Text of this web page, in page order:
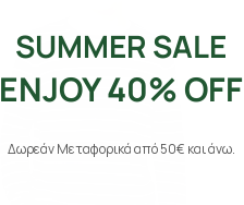
SUMMER SALE
ENJOY 40% OFF
Δωρεάν Μεταφορικά από 50€ και άνω.